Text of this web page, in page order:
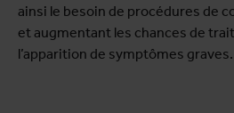
ainsi le besoin de procédures de
et augmentant les chances de
l’apparition de symptômes graves.